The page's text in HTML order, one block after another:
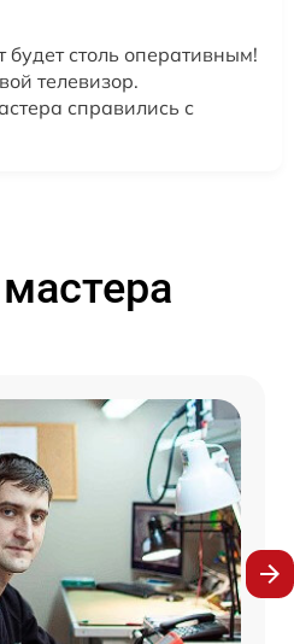
столь оперативным!
телевизор.
справились с